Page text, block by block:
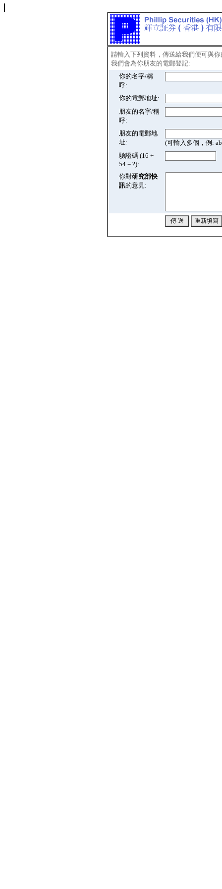
請輸入下列資料，傳送給我們便可與
我們會為你朋友的電郵登記:
你的名字/稱
呼:
你的電郵地址:
朋友的名字/稱
呼:
朋友的電郵地
址:
(可輸入多個，例:
驗證碼 (16 +
54 = ?):
你對研究部快
訊的意見: